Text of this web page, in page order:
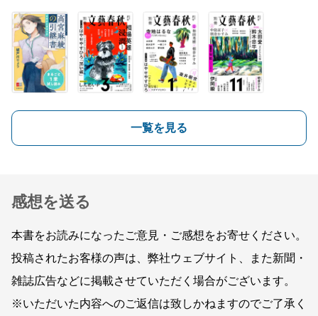
一覧を見る
感想を送る
本書をお読みになったご意見・ご感想をお寄せください。
投稿されたお客様の声は、弊社ウェブサイト、また新聞・
雑誌広告などに掲載させていただく場合がございます。
※いただいた内容へのご返信は致しかねますのでご了承く